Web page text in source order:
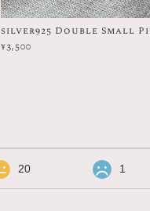
silver925 Double Small
¥3,500
20 1